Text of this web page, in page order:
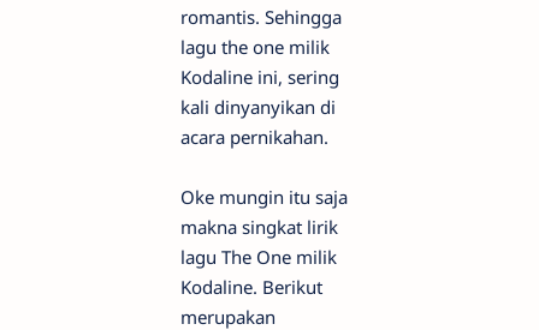
romantis. Sehingga
lagu the one milik
Kodaline ini, sering
kali dinyanyikan di
acara pernikahan.
Oke mungin itu saja
makna singkat lirik
lagu The One milik
Kodaline. Berikut
merupakan